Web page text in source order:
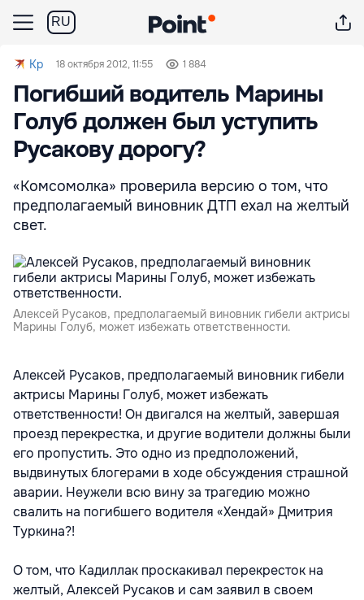
RU
Kp 18 октября 2012, 11:55 1 884
Погибший водитель Марины
Голуб должен был уступить
Русакову дорогу?
«Комсомолка» проверила версию о том, что
предполагаемый виновник ДТП ехал на желтый
свет.
Алексей Русаков, предполагаемый виновник гибели актрисы
Марины Голуб, может избежать ответственности.
Алексей Русаков, предполагаемый виновник гибели
актрисы Марины Голуб, может избежать
ответственности! Он двигался на желтый, завершая
проезд перекрестка, и другие водители должны были
его пропустить. Это одно из предположений,
выдвинутых блогерами в ходе обсуждения страшной
аварии. Неужели всю вину за трагедию можно
свалить на погибшего водителя «Хендай» Дмитрия
Туркина?!
О том, что Кадиллак проскакивал перекресток на
желтый, Алексей Русаков и сам заявил в своем